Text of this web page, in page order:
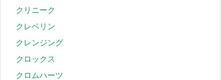
クリニーク
クレベリン
クレンジング
クロックス
クロムハーツ